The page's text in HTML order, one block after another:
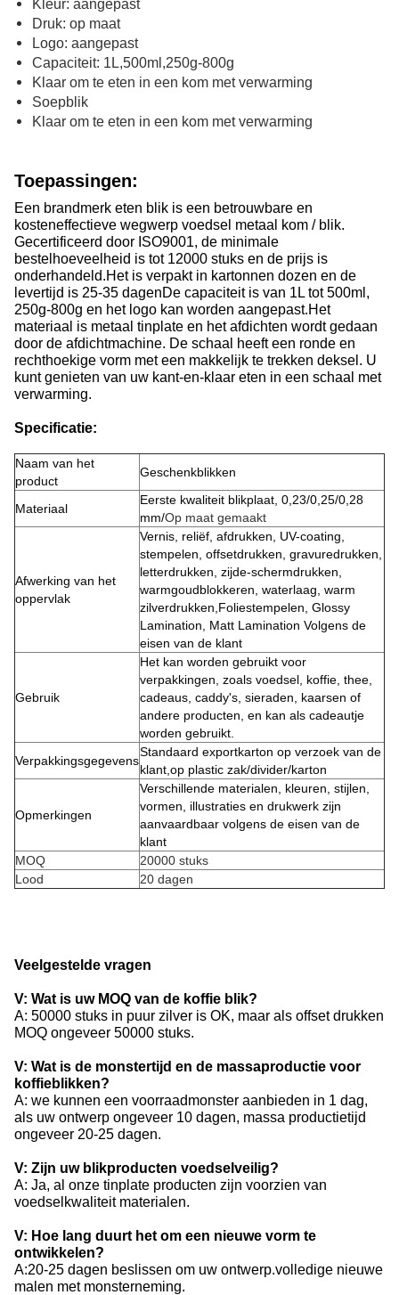
Kleur: aangepast
Druk: op maat
Logo: aangepast
Capaciteit: 1L,500ml,250g-800g
Klaar om te eten in een kom met verwarming
Soepblik
Klaar om te eten in een kom met verwarming
Toepassingen:
Een brandmerk eten blik is een betrouwbare en
kosteneffectieve wegwerp voedsel metaal kom / blik.
Gecertificeerd door ISO9001, de minimale
bestelhoeveelheid is tot 12000 stuks en de prijs is
onderhandeld.Het is verpakt in kartonnen dozen en de
levertijd is 25-35 dagenDe capaciteit is van 1L tot 500ml,
250g-800g en het logo kan worden aangepast.Het
materiaal is metaal tinplate en het afdichten wordt gedaan
door de afdichtmachine. De schaal heeft een ronde en
rechthoekige vorm met een makkelijk te trekken deksel. U
kunt genieten van uw kant-en-klaar eten in een schaal met
verwarming.
Specificatie:
Naam van het
product
Geschenkblikken
Materiaal
Eerste kwaliteit blikplaat, 0,23/0,25/0,28
mm/Op maat gemaakt
Afwerking van het
oppervlak
Vernis, reliëf, afdrukken, UV-coating,
stempelen, offsetdrukken, gravuredrukken,
letterdrukken, zijde-schermdrukken,
warmgoudblokkeren, waterlaag, warm
zilverdrukken,Foliestempelen, Glossy
Lamination, Matt Lamination Volgens de
eisen van de klant
Gebruik
Het kan worden gebruikt voor
verpakkingen, zoals voedsel, koffie, thee,
cadeaus, caddy's, sieraden, kaarsen of
andere producten, en kan als cadeautje
worden gebruikt.
Verpakkingsgegevens
Standaard exportkarton op verzoek van de
klant,op plastic zak/divider/karton
Opmerkingen
Verschillende materialen, kleuren, stijlen,
vormen, illustraties en drukwerk zijn
aanvaardbaar volgens de eisen van de
klant
MOQ
20000 stuks
Lood
20 dagen
Veelgestelde vragen
V: Wat is uw MOQ van de koffie blik?
A: 50000 stuks in puur zilver is OK, maar als offset drukken
MOQ ongeveer 50000 stuks.
V: Wat is de monstertijd en de massaproductie voor
koffieblikken?
A: we kunnen een voorraadmonster aanbieden in 1 dag,
als uw ontwerp ongeveer 10 dagen, massa productietijd
ongeveer 20-25 dagen.
V: Zijn uw blikproducten voedselveilig?
A: Ja, al onze tinplate producten zijn voorzien van
voedselkwaliteit materialen.
V: Hoe lang duurt het om een nieuwe vorm te
ontwikkelen?
A:20-25 dagen beslissen om uw ontwerp.volledige nieuwe
malen met monsterneming.